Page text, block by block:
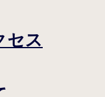
セス